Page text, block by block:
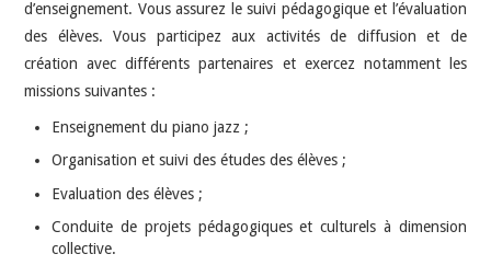
d’enseignement. Vous assurez le suivi pédagogique et l’évaluation
des élèves. Vous participez aux activités de diffusion et de
création avec différents partenaires et exercez notamment les
missions suivantes :
Enseignement du piano jazz ;
Organisation et suivi des études des élèves ;
Evaluation des élèves ;
Conduite de projets pédagogiques et culturels à dimension
collective.